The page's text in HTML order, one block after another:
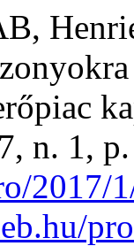
n. 1,
2017/